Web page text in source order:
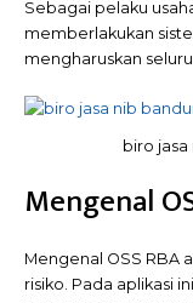
Sebagai pelaku
memberlakukan
mengharuskan
biro
Mengenal
Mengenal OSS RBA
risiko. Pada aplikasi